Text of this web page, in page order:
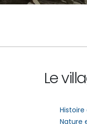
Le
Nature